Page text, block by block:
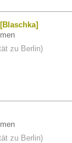
zu Berlin)
zu Berlin)